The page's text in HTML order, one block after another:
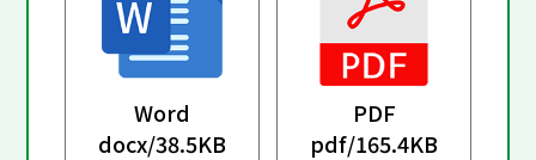
Word
docx/38.5KB
PDF
pdf/165.4KB